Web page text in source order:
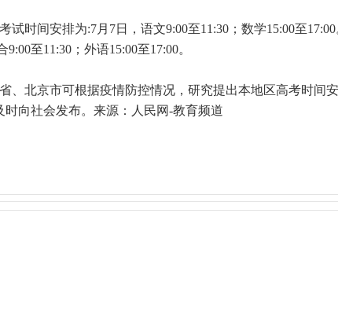
试时间安排为:7月7日，语文9:00至11:30；数学15:00至
至11:30；外语15:00至17:00。
、北京市可根据疫情防控情况，研究提出本地区高考时间
时向社会发布。来源：人民网-教育频道